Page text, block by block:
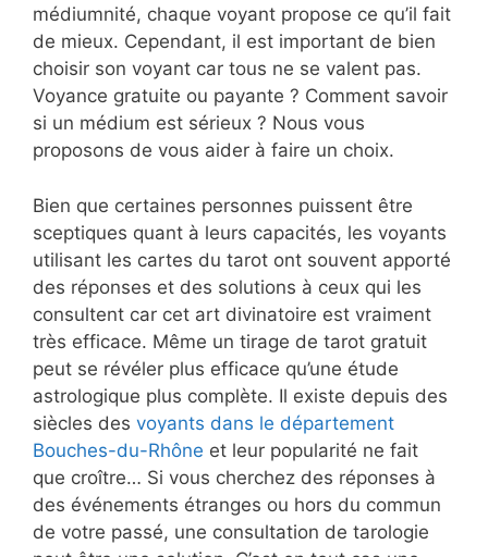
médiumnité, chaque voyant propose ce qu’il fait
de mieux. Cependant, il est important de bien
choisir son voyant car tous ne se valent pas.
Voyance gratuite ou payante ? Comment savoir
si un médium est sérieux ? Nous vous
proposons de vous aider à faire un choix.
Bien que certaines personnes puissent être
sceptiques quant à leurs capacités, les voyants
utilisant les cartes du tarot ont souvent apporté
des réponses et des solutions à ceux qui les
consultent car cet art divinatoire est vraiment
très efficace. Même un tirage de tarot gratuit
peut se révéler plus efficace qu’une étude
astrologique plus complète. Il existe depuis des
siècles des voyants dans le département
Bouches-du-Rhône et leur popularité ne fait
que croître… Si vous cherchez des réponses à
des événements étranges ou hors du commun
de votre passé, une consultation de tarologie